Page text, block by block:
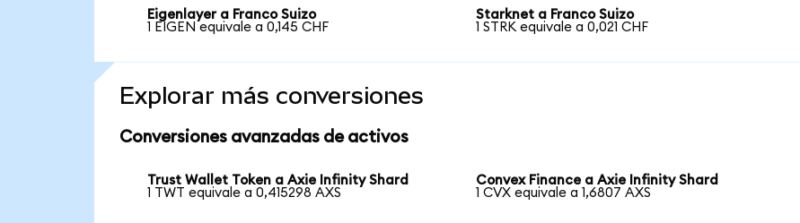
Eigenlayer a Franco Suizo
1 EIGEN equivale a 0,145 CHF
Starknet a Franco Suizo
1 STRK equivale a 0,021 CHF
Explorar más conversiones
Conversiones avanzadas de activos
Trust Wallet Token a Axie Infinity Shard
1 TWT equivale a 0,415298 AXS
Convex Finance a Axie Infinity Shard
1 CVX equivale a 1,6807 AXS